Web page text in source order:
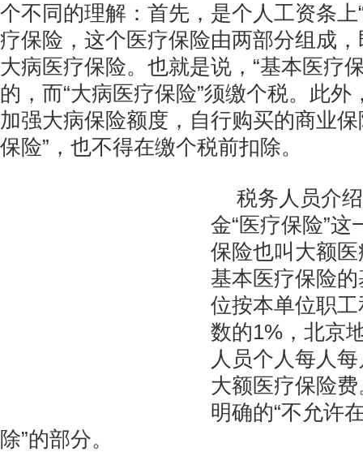
个不同的理解：首先，是个人工资条上
疗保险，这个医疗保险由两部分组成
大病医疗保险。也就是说，“基本医疗
的，而“大病医疗保险”须缴个税。此外
加强大病保险额度，自行购买的商业
保险”，也不得在缴个税前扣除。
税务人员介
金“医疗保险”
保险也叫大额
基本医疗保险
位按本单位职
数的1%，北京
人员个人每人
大额医疗保险
明确的“不允许
除”的部分。